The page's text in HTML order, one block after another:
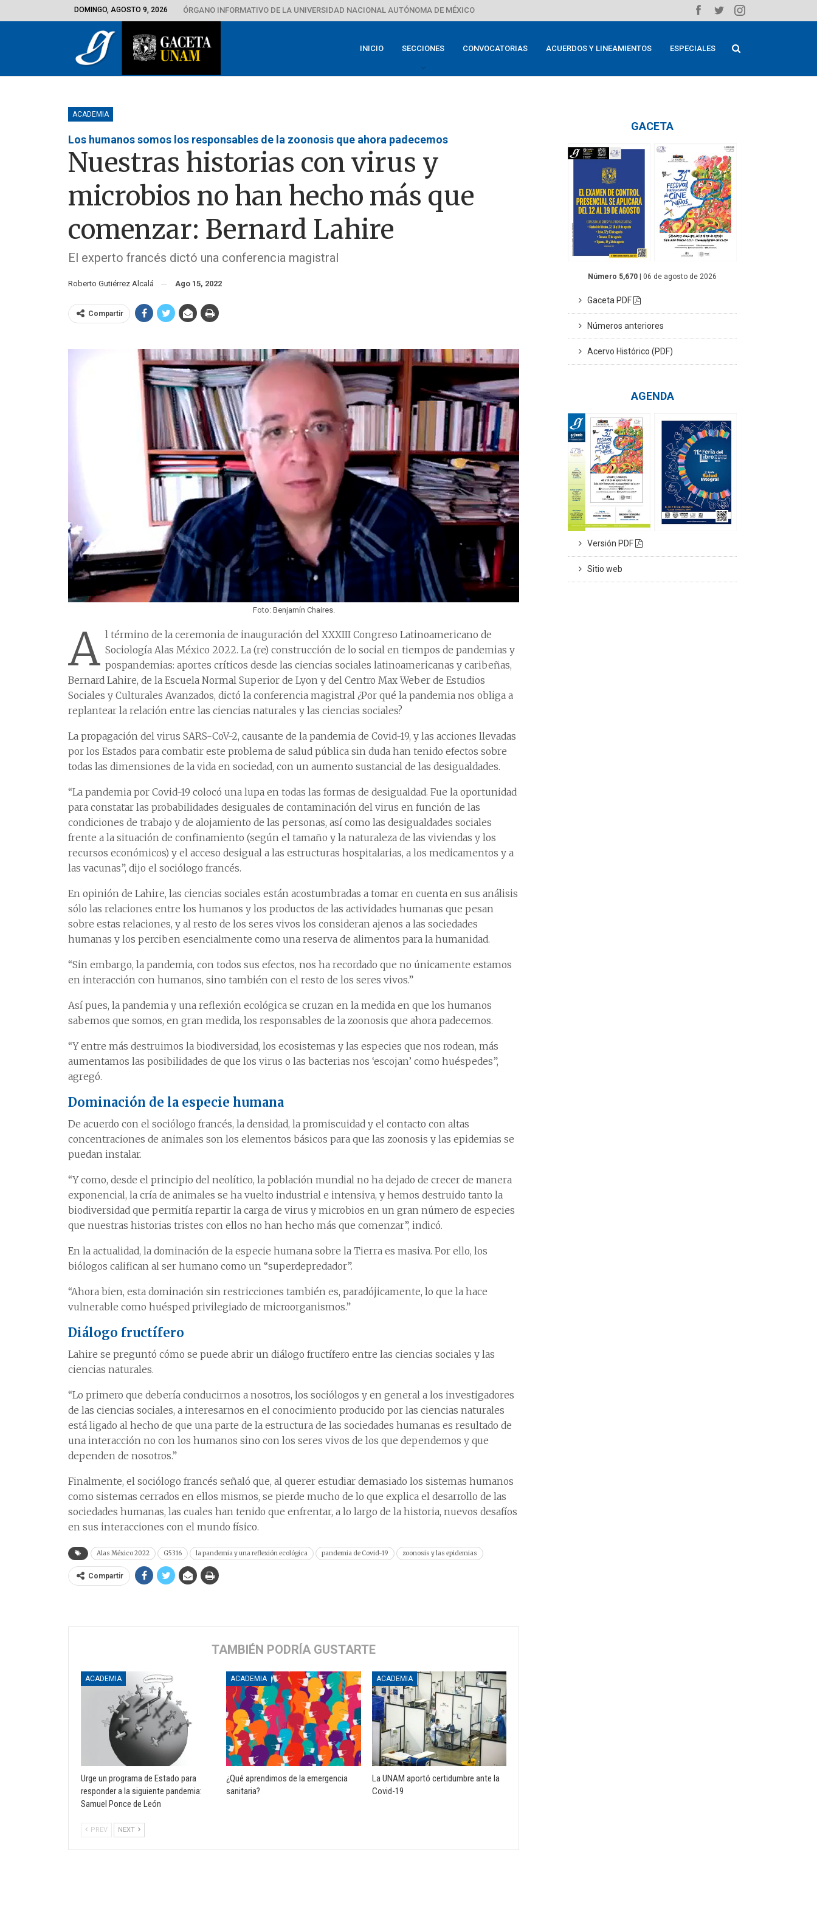
DOMINGO, AGOSTO 9, 2026 ÓRGANO INFORMATIVO DE LA UNIVERSIDAD NACIONAL AUTÓNOMA DE MÉXICO
INICIO SECCIONES CONVOCATORIAS ACUERDOS Y LINEAMIENTOS ESPECIALES
ACADEMIA
Los humanos somos los responsables de la zoonosis que ahora padecemos
Nuestras historias con virus y
microbios no han hecho más que
comenzar: Bernard Lahire
El experto francés dictó una conferencia magistral
Roberto Gutiérrez Alcalá Ago 15, 2022
Compartir
Foto: Benjamín Chaires.
A l término de la ceremonia de inauguración del XXXIII Congreso Latinoamericano de
Sociología Alas México 2022. La (re) construcción de lo social en tiempos de pandemias y
pospandemias: aportes críticos desde las ciencias sociales latinoamericanas y caribeñas,
Bernard Lahire, de la Escuela Normal Superior de Lyon y del Centro Max Weber de Estudios
Sociales y Culturales Avanzados, dictó la conferencia magistral ¿Por qué la pandemia nos obliga a
replantear la relación entre las ciencias naturales y las ciencias sociales?
La propagación del virus SARS-CoV-2, causante de la pandemia de Covid-19, y las acciones llevadas
por los Estados para combatir este problema de salud pública sin duda han tenido efectos sobre
todas las dimensiones de la vida en sociedad, con un aumento sustancial de las desigualdades.
“La pandemia por Covid-19 colocó una lupa en todas las formas de desigualdad. Fue la oportunidad
para constatar las probabilidades desiguales de contaminación del virus en función de las
condiciones de trabajo y de alojamiento de las personas, así como las desigualdades sociales
frente a la situación de confinamiento (según el tamaño y la naturaleza de las viviendas y los
recursos económicos) y el acceso desigual a las estructuras hospitalarias, a los medicamentos y a
las vacunas”, dijo el sociólogo francés.
En opinión de Lahire, las ciencias sociales están acostumbradas a tomar en cuenta en sus análisis
sólo las relaciones entre los humanos y los productos de las actividades humanas que pesan
sobre estas relaciones, y al resto de los seres vivos los consideran ajenos a las sociedades
humanas y los perciben esencialmente como una reserva de alimentos para la humanidad.
“Sin embargo, la pandemia, con todos sus efectos, nos ha recordado que no únicamente estamos
en interacción con humanos, sino también con el resto de los seres vivos.”
Así pues, la pandemia y una reflexión ecológica se cruzan en la medida en que los humanos
sabemos que somos, en gran medida, los responsables de la zoonosis que ahora padecemos.
“Y entre más destruimos la biodiversidad, los ecosistemas y las especies que nos rodean, más
aumentamos las posibilidades de que los virus o las bacterias nos ‘escojan’ como huéspedes”,
agregó.
Dominación de la especie humana
De acuerdo con el sociólogo francés, la densidad, la promiscuidad y el contacto con altas
concentraciones de animales son los elementos básicos para que las zoonosis y las epidemias se
puedan instalar.
“Y como, desde el principio del neolítico, la población mundial no ha dejado de crecer de manera
exponencial, la cría de animales se ha vuelto industrial e intensiva, y hemos destruido tanto la
biodiversidad que permitía repartir la carga de virus y microbios en un gran número de especies
que nuestras historias tristes con ellos no han hecho más que comenzar”, indicó.
En la actualidad, la dominación de la especie humana sobre la Tierra es masiva. Por ello, los
biólogos califican al ser humano como un “superdepredador”.
“Ahora bien, esta dominación sin restricciones también es, paradójicamente, lo que la hace
vulnerable como huésped privilegiado de microorganismos.”
Diálogo fructífero
Lahire se preguntó cómo se puede abrir un diálogo fructífero entre las ciencias sociales y las
ciencias naturales.
“Lo primero que debería conducirnos a nosotros, los sociólogos y en general a los investigadores
de las ciencias sociales, a interesarnos en el conocimiento producido por las ciencias naturales
está ligado al hecho de que una parte de la estructura de las sociedades humanas es resultado de
una interacción no con los humanos sino con los seres vivos de los que dependemos y que
dependen de nosotros.”
Finalmente, el sociólogo francés señaló que, al querer estudiar demasiado los sistemas humanos
como sistemas cerrados en ellos mismos, se pierde mucho de lo que explica el desarrollo de las
sociedades humanas, las cuales han tenido que enfrentar, a lo largo de la historia, nuevos desafíos
en sus interacciones con el mundo físico.
Alas México 2022 G5316 la pandemia y una reflexión ecológica pandemia de Covid-19 zoonosis y las epidemias
Compartir
TAMBIÉN PODRÍA GUSTARTE
ACADEMIA
Urge un programa de Estado para
responder a la siguiente pandemia:
Samuel Ponce de León
ACADEMIA
¿Qué aprendimos de la emergencia
sanitaria?
ACADEMIA
La UNAM aportó certidumbre ante la
Covid-19
PREV NEXT
GACETA
Número 5,670 | 06 de agosto de 2026
Gaceta PDF
Números anteriores
Acervo Histórico (PDF)
AGENDA
Versión PDF
Sitio web